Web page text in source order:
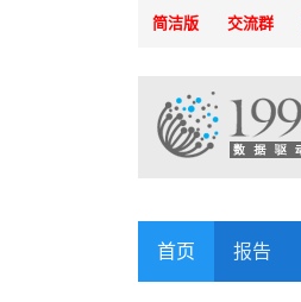
简洁版 交流群
首页 报告